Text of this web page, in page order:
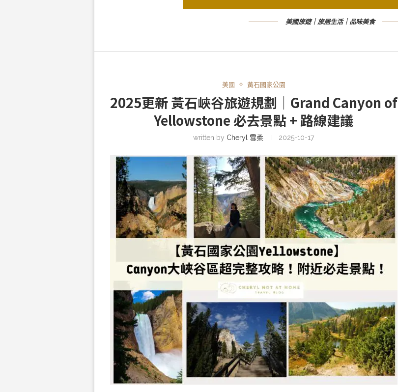
美國旅遊｜旅居生活｜品味美食
美國 黃石國家公園
2025更新 黃石峽谷旅遊規劃｜Grand Canyon of
Yellowstone 必去景點 + 路線建議
written by Cheryl 雪柔 2025-10-17